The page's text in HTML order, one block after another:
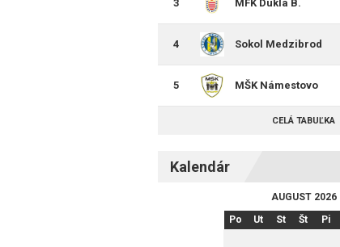
3
MFK Dukla B.
Bystrica B
4 Sokol Medzibrod
5 MŠK Námestovo
CELÁ TABUĽKA
Kalendár
AUGUST 2026
Po
Ut St Št Pi